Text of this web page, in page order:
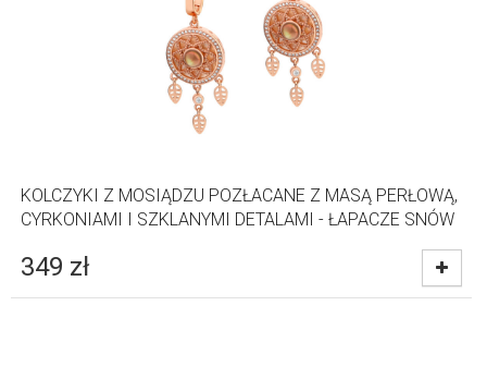
KOLCZYKI Z MOSIĄDZU POZŁACANE Z MASĄ PERŁOWĄ,
CYRKONIAMI I SZKLANYMI DETALAMI - ŁAPACZE SNÓW
349 zł